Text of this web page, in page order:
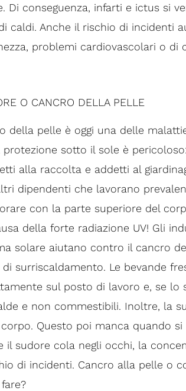
Di conseguenza, infarti e ictus si
caldi. Anche il rischio di incidenti
problemi cardiovascolari o di
O CANCRO DELLA PELLE
della pelle è oggi una delle
protezione sotto il sole è
alla raccolta e addetti al
dipendenti che lavorano
con la parte superiore del
della forte radiazione UV! Gli
solare aiutano contro il cancro
surriscaldamento. Le bevande
sul posto di lavoro e, se lo
e non commestibili. Inoltre, la
corpo. Questo poi manca quando
il sudore cola negli occhi, la
di incidenti. Cancro alla pelle o